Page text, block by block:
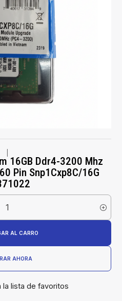
16GB Ddr4-3200 Mhz
Pin Snp1Cxp8C/16G
AL CARRO
AHORA
la lista de favoritos